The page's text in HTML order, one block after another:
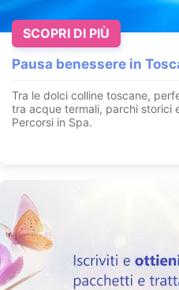
Pausa benessere in
Tra le dolci colline toscane,
tra acque termali, parchi storici
Percorsi in Spa.
SCOPRI DI PIÙ